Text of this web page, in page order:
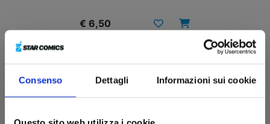
Consenso Dettagli Informazioni sui cookie
€ 6,50